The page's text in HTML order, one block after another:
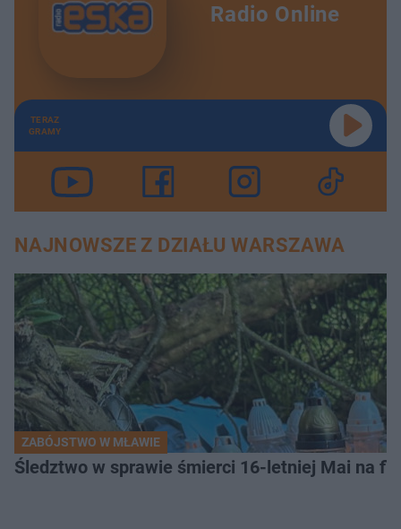
Radio Online
TERAZ
GRAMY
NAJNOWSZE Z DZIAŁU WARSZAWA
ZABÓJSTWO W MŁAWIE
Śledztwo w sprawie śmierci 16-letniej Mai na